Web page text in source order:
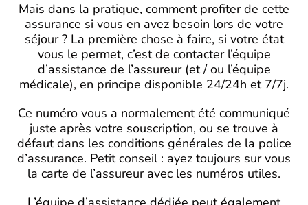
Mais dans la pratique, comment profiter de cette
assurance si vous en avez besoin lors de votre
séjour ? La première chose à faire, si votre état
vous le permet, c’est de contacter l’équipe
d’assistance de l’assureur (et / ou l’équipe
médicale), en principe disponible 24/24h et 7/7j.
Ce numéro vous a normalement été communiqué
juste après votre souscription, ou se trouve à
défaut dans les conditions générales de la police
d’assurance. Petit conseil : ayez toujours sur vous
la carte de l’assureur avec les numéros utiles.